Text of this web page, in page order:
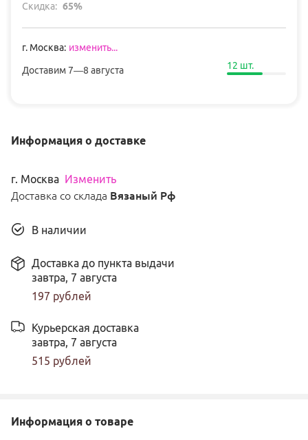
Скидка: 65%
г. Москва: изменить...
Доставим7—8 августа 12 шт.
Информация о доставке
г. Москва Изменить
Доставка со склада Вязаный Рф
В наличии
Доставка до пункта выдачи
завтра, 7 августа
197 рублей
Курьерская доставка
завтра, 7 августа
515 рублей
Информация о товаре